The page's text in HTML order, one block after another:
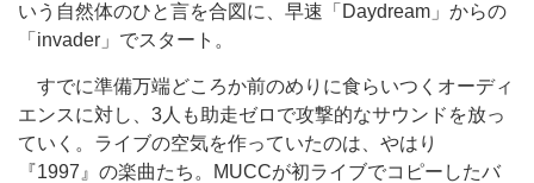
いう自然体のひと言を合図に、早速「Daydream」からの
「invader」でスタート。
すでに準備万端どころか前のめりに食らいつくオーディ
エンスに対し、3人も助走ゼロで攻撃的なサウンドを放っ
ていく。ライブの空気を作っていたのは、やはり
『1997』の楽曲たち。MUCCが初ライブでコピーしたバ